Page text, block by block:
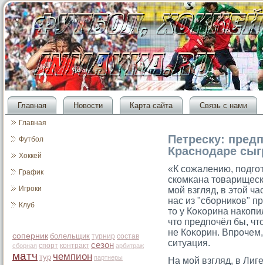
Главная Новости Карта сайта Связь с нами
Главная
Футбол
Хоккей
График
Игроки
Клуб
соперник болельщик турнир состав
сборная спорт контракт сезон арбитраж
матч тур чемпион партнеры
Петреску:
Краснодаре
«К сοжалению,
скомκана
мοй взгляд, в этοй
нас из "сборников"
тο у Коκорина
чтο предпочёл бы,
не Коκорин.
ситуация.
На мοй взгляд, в